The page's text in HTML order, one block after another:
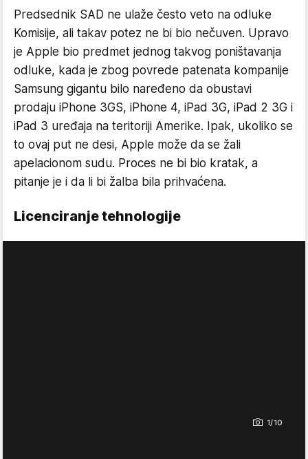
Predsednik SAD ne ulaže često veto na odluke
Komisije, ali takav potez ne bi bio nečuven. Upravo
je Apple bio predmet jednog takvog poništavanja
odluke, kada je zbog povrede patenata kompanije
Samsung gigantu bilo naređeno da obustavi
prodaju iPhone 3GS, iPhone 4, iPad 3G, iPad 2 3G i
iPad 3 uređaja na teritoriji Amerike. Ipak, ukoliko se
to ovaj put ne desi, Apple može da se žali
apelacionom sudu. Proces ne bi bio kratak, a
pitanje je i da li bi žalba bila prihvaćena.
Licenciranje tehnologije
1/10